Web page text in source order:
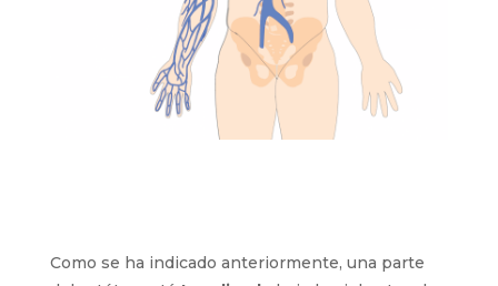
tunelizada
bajo la piel antes